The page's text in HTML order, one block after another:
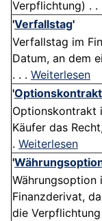
Verpflichtung) . .
'Verfallstag'
Verfallstag im
Datum, an dem
. . . Weiterlesen
'Optionskontrakt
Optionskontrakt
Käufer das
. Weiterlesen
'
Währungsoption
Finanzderivat,
die Verpflichtung